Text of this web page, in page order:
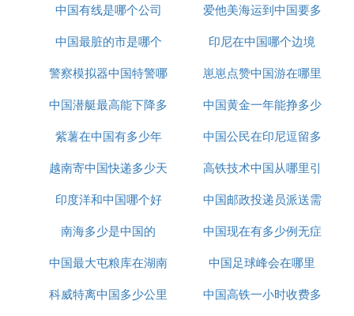
理（太阳直射点在北半球，越往北日照时间越长），
北方的日照时间较南方的日照时间长，而且越往北日
就造成了我国夏季南北方普遍高温的情况。
太阳辐射的强度，南方要强于北方；然后看日照时
则，太阳直射点在南半球，越往南日照时间越长。冬
季南方太阳辐射也强，日照时长也长，这就造成了冬
在中国夏季从立夏(每年5月5日至7日之间）开始，到
立秋结束；西方人则普遍称夏至至秋分为夏季。在南
上讲：连续五天平均温度超过22度算作夏季，直到五
天平均温度低于22度算作秋季。
看
中国有线是哪个公司
爱他美海运到中国要多
久
中国最脏的市是哪个
印尼在中国哪个边境
警察模拟器中国特警哪
里下载
崽崽点赞中国游在哪里
中国潜艇最高能下降多
少米
中国黄金一年能挣多少
钱
紫薯在中国有多少年
中国公民在印尼逗留多
久
越南寄中国快递多少天
高铁技术中国从哪里引
进
印度洋和中国哪个好
中国邮政投递员派送需
要多久
南海多少是中国的
中国现在有多少例无症
状感染者
中国最大屯粮库在湖南
哪里
中国足球峰会在哪里
科威特离中国多少公里
中国高铁一小时收费多